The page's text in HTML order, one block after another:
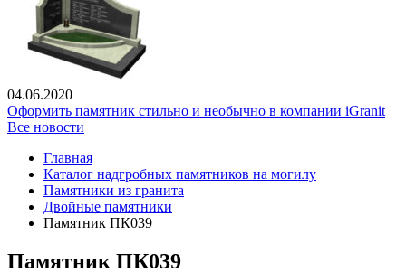
04.06.2020
Оформить памятник стильно и необычно в компании iGranit
Все новости
Главная
Каталог надгробных памятников на могилу
Памятники из гранита
Двойные памятники
Памятник ПК039
Памятник ПК039